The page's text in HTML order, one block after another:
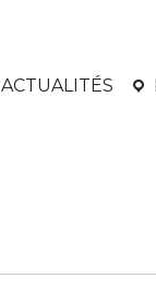
ACTUALITÉS